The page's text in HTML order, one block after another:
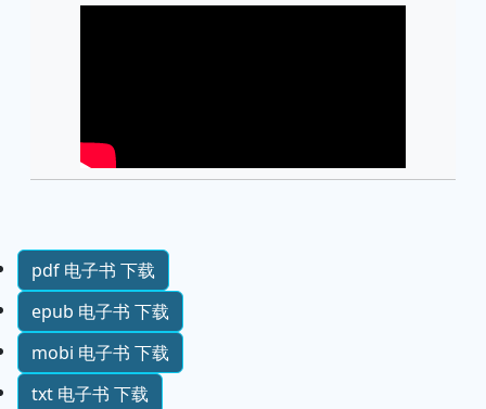
pdf 电子书 下载
epub 电子书 下载
mobi 电子书 下载
txt 电子书 下载